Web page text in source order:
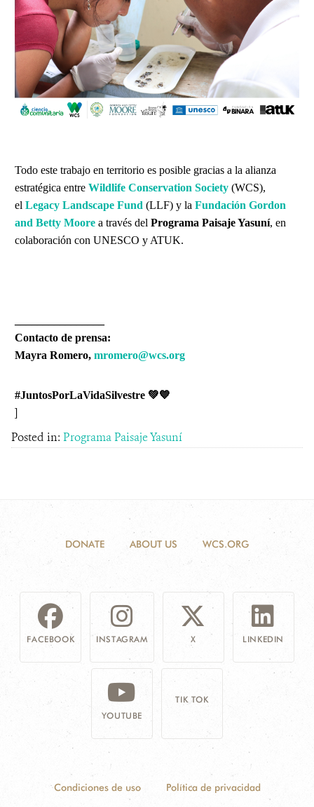
Todo este trabajo en territorio es posible gracias a la alianza
estratégica entre Wildlife Conservation Society (WCS),
el Legacy Landscape Fund (LLF) y la Fundación Gordon
and Betty Moore a través del Programa Paisaje Yasuní, en
colaboración con UNESCO y ATUK.
Contacto de prensa:
Mayra Romero, mromero@wcs.org
#JuntosPorLaVidaSilvestre 💚💙
]
Posted in: Programa Paisaje Yasuní
DONATE ABOUT US WCS.ORG
FACEBOOK INSTAGRAM X LINKEDIN
YOUTUBE
TIK TOK
Condiciones de uso Política de privacidad